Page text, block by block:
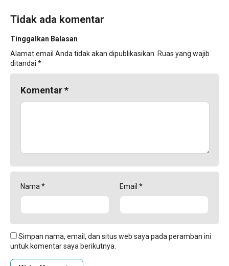
Tidak ada komentar
Tinggalkan Balasan
Alamat email Anda tidak akan dipublikasikan. Ruas yang wajib
ditandai *
Komentar*
Nama * Email *
Simpan nama, email, dan situs web saya pada peramban ini
untuk komentar saya berikutnya.